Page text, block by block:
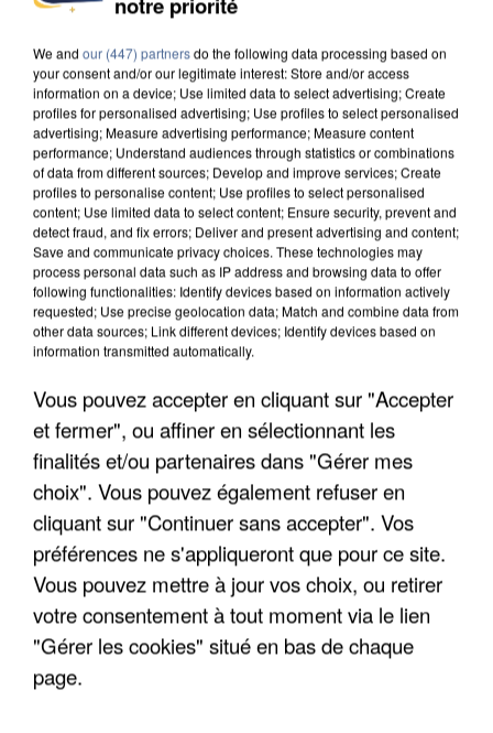
INTERPELLÉ EN ALGÉRIE
We and our (447) partnersdo the following data processing based on
your consent and/or our legitimate interest: Store and/or access
information on a device; Use limited data to select advertising; Create
profiles for personalised advertising; Use profiles to select personalised
advertising; Measure advertising performance; Measure content
performance; Understand audiences through statistics or combinations
of data from different sources; Develop and improve services; Create
profiles to personalise content; Use profiles to select personalised
content; Use limited data to select content; Ensure security, prevent and
detect fraud, and fix errors; Deliver and present advertising and content;
Save and communicate privacy choices. These technologies may
process personal data such as IP address and browsing data to offer
following functionalities: Identify devices based on information actively
requested; Use precise geolocation data; Match and combine data from
other data sources; Link different devices; Identify devices based on
information transmitted automatically.
Vous pouvez accepter en cliquant sur "Accepter
et fermer", ou affiner en sélectionnant les
finalités et/ou partenaires dans "Gérer mes
choix". Vous pouvez également refuser en
cliquant sur "Continuer sans accepter". Vos
préférences ne s'appliqueront que pour ce site.
Vous pouvez mettre à jour vos choix, ou retirer
votre consentement à tout moment via le lien
"Gérer les cookies" situé en bas de chaque
page.